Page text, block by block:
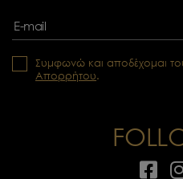
Συμφωνώ και αποδέχομαι
Απορρήτου.